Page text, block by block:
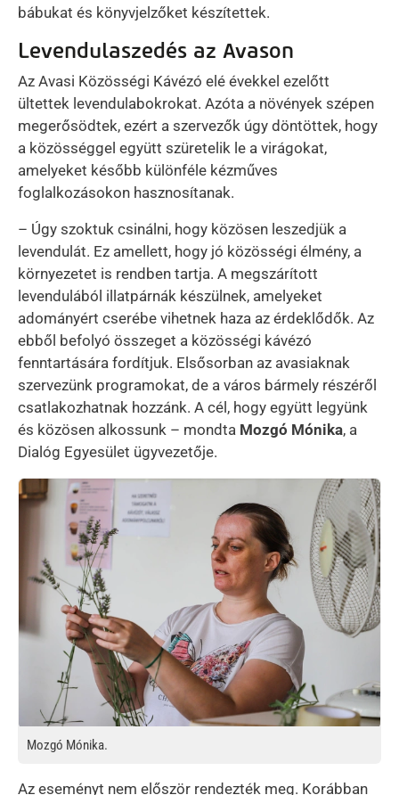
bábukat és könyvjelzőket készítettek.
Levendulaszedés az Avason
Az Avasi Közösségi Kávézó elé évekkel ezelőtt
ültettek levendulabokrokat. Azóta a növények szépen
megerősödtek, ezért a szervezők úgy döntöttek, hogy
a közösséggel együtt szüretelik le a virágokat,
amelyeket később különféle kézműves
foglalkozásokon hasznosítanak.
– Úgy szoktuk csinálni, hogy közösen leszedjük a
levendulát. Ez amellett, hogy jó közösségi élmény, a
környezetet is rendben tartja. A megszárított
levendulából illatpárnák készülnek, amelyeket
adományért cserébe vihetnek haza az érdeklődők. Az
ebből befolyó összeget a közösségi kávézó
fenntartására fordítjuk. Elsősorban az avasiaknak
szervezünk programokat, de a város bármely részéről
csatlakozhatnak hozzánk. A cél, hogy együtt legyünk
és közösen alkossunk – mondta Mozgó Mónika, a
Dialóg Egyesület ügyvezetője.
Kép
Mozgó Mónika.
Az eseményt nem először rendezték meg. Korábban